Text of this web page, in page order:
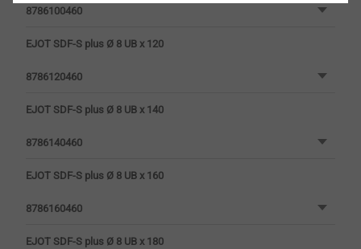
8786100460
EJOT SDF-S plus Ø 8 UB x 120
8786120460
EJOT SDF-S plus Ø 8 UB x 140
8786140460
EJOT SDF-S plus Ø 8 UB x 160
8786160460
EJOT SDF-S plus Ø 8 UB x 180